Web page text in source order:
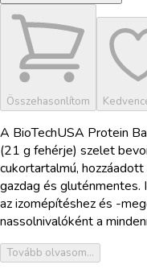
Összehasonlítom
A BioTechUSA Protein
(21 g fehérje) szelet
cukortartalmú,
gazdag és gluténmentes.
az izomépítéshez és -
nassolnivalóként a
Tovább olvasom...